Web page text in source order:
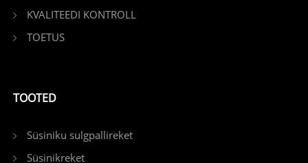
KVALITEEDI KONTROLL
TOETUS
TOOTED
Süsiniku sulgpallireket
Süsinikreket